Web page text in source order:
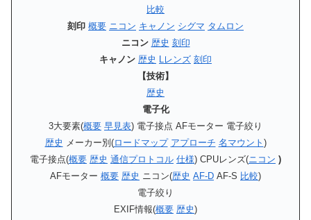
比較
刻印 概要 ニコン キャノン シグマ タムロン
ニコン 歴史 刻印
キャノン 歴史 Lレンズ 刻印
【技術】
歴史
電子化
3大要素(概要 早見表) 電子接点 AFモーター 電子絞り
歴史 メーカー別(ロードマップ アプローチ 名マウント )
電子接点(概要 歴史 通信プロトコル 仕様) CPUレンズ(ニコン )
AFモーター 概要 歴史 ニコン(歴史 AF-D AF-S 比較)
電子絞り
EXIF情報(概要 歴史)